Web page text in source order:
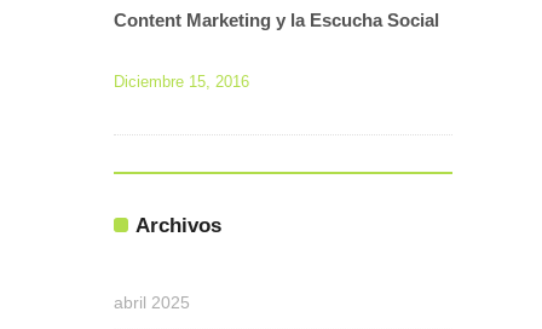
Content Marketing y la Escucha Social
Diciembre 15, 2016
Archivos
abril 2025